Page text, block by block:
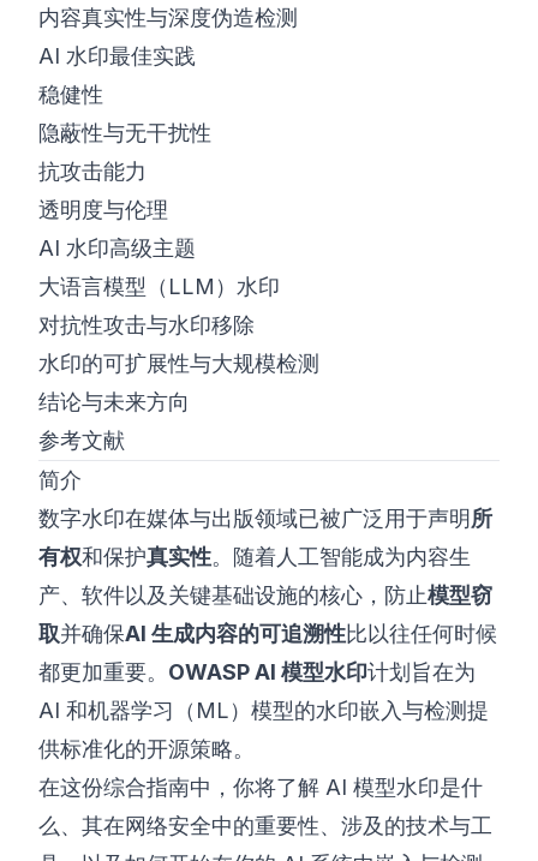
内容真实性与深度伪造检测
AI 水印最佳实践
稳健性
隐蔽性与无干扰性
抗攻击能力
透明度与伦理
AI 水印高级主题
大语言模型（LLM）水印
对抗性攻击与水印移除
水印的可扩展性与大规模检测
结论与未来方向
参考文献
简介
数字水印在媒体与出版领域已被广泛用于声明 所
有权和保护真实性。随着人工智能成为内容生
产、软件以及关键基础设施的核心，防止模型窃
取并确保AI 生成内容的可追溯性比以往任何时候
都更加重要。 OWASP AI 模型水印计划旨在为
AI 和机器学习（ML）模型的水印嵌入与检测提
供标准化的开源策略。
在这份综合指南中，你将了解 AI 模型水印是什
么、其在网络安全中的重要性、涉及的技术与工